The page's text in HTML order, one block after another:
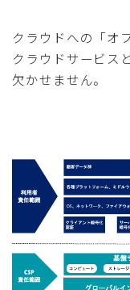
クラウドへの「オ
クラウドサービス
欠かせません。